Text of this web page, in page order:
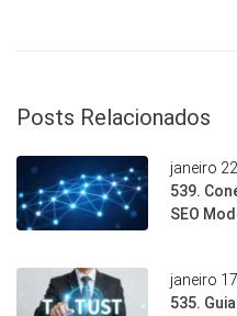
Posts Relacionados
janeiro
539.
SEO
janeiro
535.